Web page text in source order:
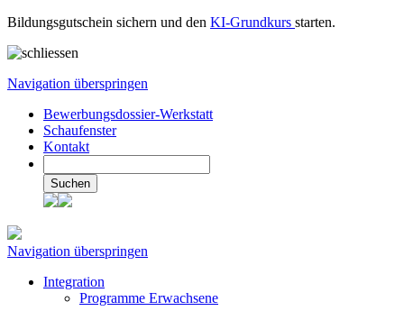
Bildungsgutschein sichern und den KI-Grundkurs starten.
Navigation überspringen
Bewerbungsdossier-Werkstatt
Schaufenster
Kontakt
Suchen
Navigation überspringen
Integration
Programme Erwachsene